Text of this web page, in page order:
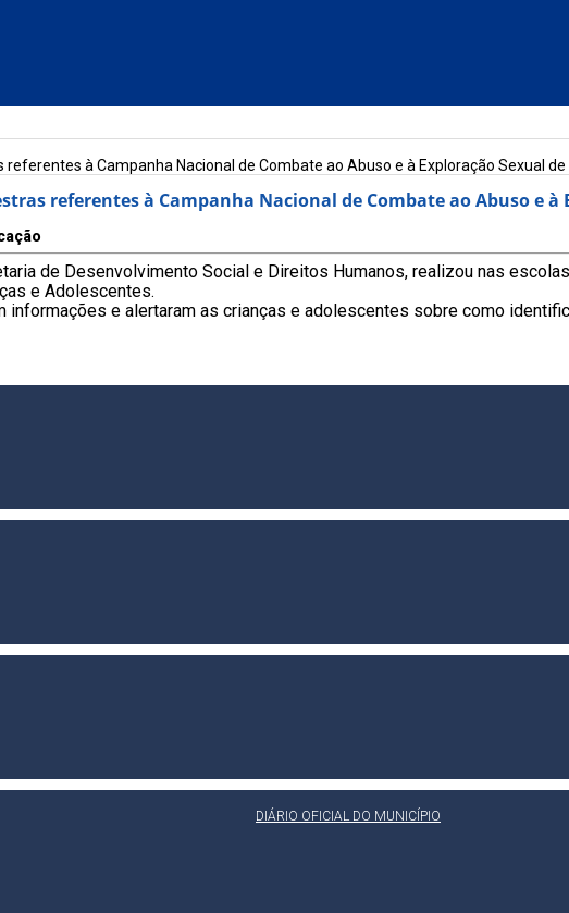
à Campanha Nacional de Combate ao Abuso e à Exploração Sexual
referentes à Campanha Nacional de Combate ao Abuso e à
de Desenvolvimento Social e Direitos Humanos, realizou nas
e Adolescentes.
e alertaram as crianças e adolescentes sobre como
DIÁRIO OFICIAL DO MUNICÍPIO